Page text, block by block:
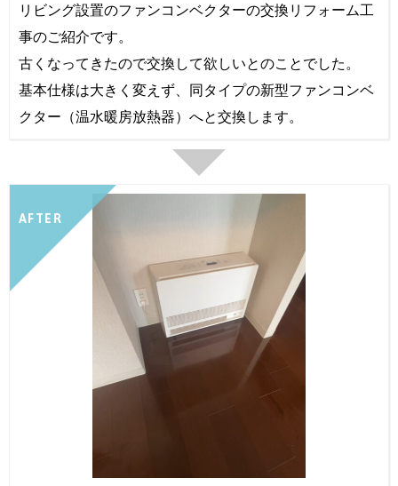
リビング設置のファンコンベクターの交換リフォーム工
事のご紹介です。
古くなってきたので交換して欲しいとのことでした。
基本仕様は大きく変えず、同タイプの新型ファンコンベ
クター（温水暖房放熱器）へと交換します。
AFTER